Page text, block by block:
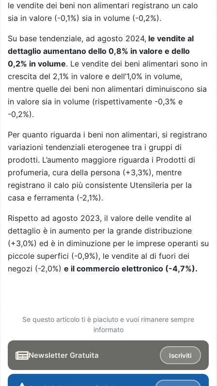
le vendite dei beni non alimentari registrano un calo
sia in valore (-0,1%) sia in volume (-0,2%).
Su base tendenziale, ad agosto 2024, le vendite al
dettaglio aumentano dello 0,8% in valore e dello
0,2% in volume. Le vendite dei beni alimentari sono in
crescita del 2,1% in valore e dell’1,0% in volume,
mentre quelle dei beni non alimentari diminuiscono sia
in valore sia in volume (rispettivamente -0,3% e
-0,2%).
Per quanto riguarda i beni non alimentari, si registrano
variazioni tendenziali eterogenee tra i gruppi di
prodotti. L’aumento maggiore riguarda i Prodotti di
profumeria, cura della persona (+3,3%), mentre
registrano il calo più consistente Utensileria per la
casa e ferramenta (-2,1%).
Rispetto ad agosto 2023, il valore delle vendite al
dettaglio è in aumento per la grande distribuzione
(+3,0%) ed è in diminuzione per le imprese operanti su
piccole superfici (-0,9%), le vendite al di fuori dei
negozi (-2,0%) e il commercio elettronico (-4,7%).
Se questo articolo ti è piaciuto e vuoi rimanere sempre
informato
Newsletter Gratuita Iscriviti